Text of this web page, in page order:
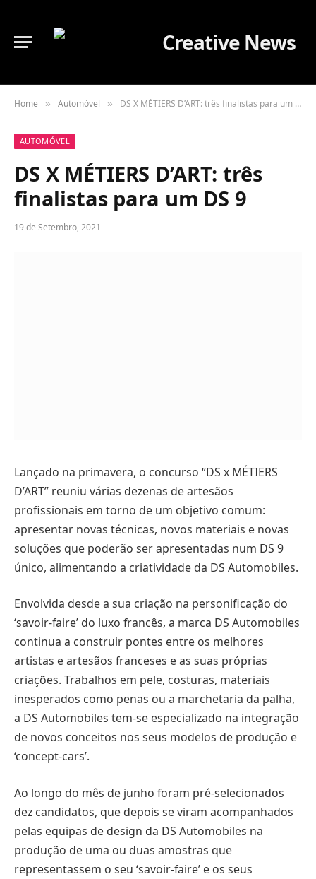
Home » Automóvel » DS X MÉTIERS D’ART: três finalistas para um DS 9
AUTOMÓVEL
DS X MÉTIERS D’ART: três
finalistas para um DS 9
19 de Setembro, 2021
Lançado na primavera, o concurso “DS x MÉTIERS
D’ART” reuniu várias dezenas de artesãos
profissionais em torno de um objetivo comum:
apresentar novas técnicas, novos materiais e novas
soluções que poderão ser apresentadas num DS 9
único, alimentando a criatividade da DS Automobiles.
Envolvida desde a sua criação na personificação do
‘savoir-faire’ do luxo francês, a marca DS Automobiles
continua a construir pontes entre os melhores
artistas e artesãos franceses e as suas próprias
criações. Trabalhos em pele, costuras, materiais
inesperados como penas ou a marchetaria da palha,
a DS Automobiles tem-se especializado na integração
de novos conceitos nos seus modelos de produção e
‘concept-cars’.
Ao longo do mês de junho foram pré-selecionados
dez candidatos, que depois se viram acompanhados
pelas equipas de design da DS Automobiles na
produção de uma ou duas amostras que
representassem o seu ‘savoir-faire’ e os seus